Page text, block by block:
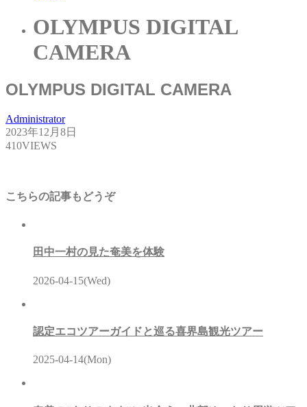
OLYMPUS DIGITAL
CAMERA
OLYMPUS DIGITAL CAMERA
Administrator
2023年12月8日
410VIEWS
こちらの記事もどうぞ
田中一村の見た奄美を体験
2026-04-15(Wed)
認定エコツアーガイドと巡る喜界島観光ツアー
2025-04-14(Mon)